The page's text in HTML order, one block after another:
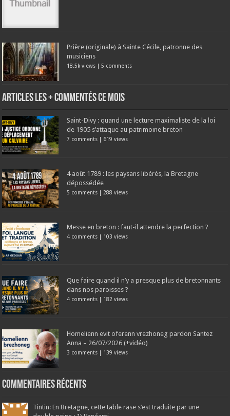
Prière (originale) à Sainte Cécile, patronne des
musiciens
18.5k views |5 comments
Articles les + commentés ce mois
Saint-Divy : quand une lecture maximaliste de la loi
de 1905 s’attaque au patrimoine breton
7 comments | 619 views
4 août 1789 : les paysans libérés, la Bretagne
dépossédée
5 comments | 288 views
Messe en breton : faut-il attendre la perfection ?
4 comments | 103 views
Que faire quand il n’y a presque plus de bretonnants
dans nos paroisses ?
4 comments | 182 views
Homelienn evit oferenn vrezhoneg pardon Santez
Anna – 26/07/2026 (+vidéo)
3 comments | 139 views
Commentaires récents
Tintin: En Bretagne, cette table rase s’est traduite par une